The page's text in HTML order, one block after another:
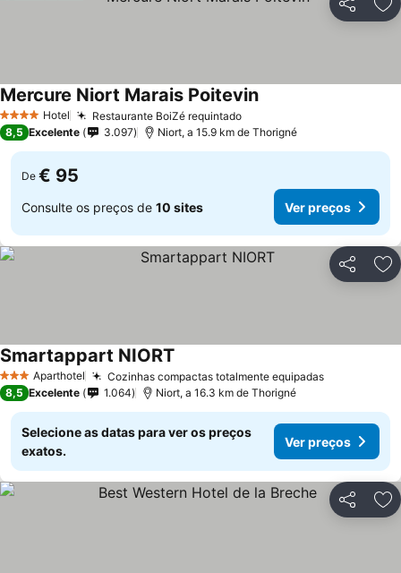
Partilhar
4 EstrelasHotel Restaurante BoiZé requintado
Mercure Niort Marais Poitevin
8,5 Excelente 3.097 Niort, a 15.9 km de Thorigné
De € 95
Consulte os preços de 10 sites Ver preços
Partilhar
3 EstrelasAparthotel Cozinhas compactas totalmente equipadas
Smartappart NIORT
8,5 Excelente 1.064 Niort, a 16.3 km de Thorigné
Selecione as datas para ver os preços
exatos.
Ver preços
Partilhar